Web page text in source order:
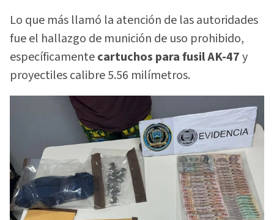
Lo que más llamó la atención de las autoridades
fue el hallazgo de munición de uso prohibido,
específicamentecartuchos para fusil AK-47y
proyectiles calibre 5.56 milímetros.